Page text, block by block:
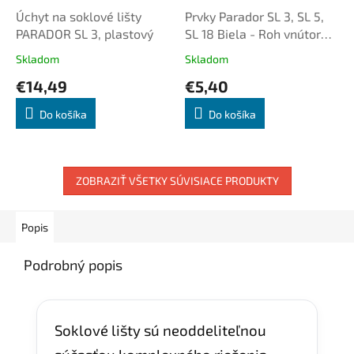
Úchyt na soklové lišty
PARADOR SL 3, plastový
Skladom
€14,49
Do košíka
Prvky Parador SL 3, SL 5,
SL 18 Biela - Roh vnútorný
Skladom
€5,40
Do košíka
ZOBRAZIŤ VŠETKY SÚVISIACE PRODUKTY
Popis
Podrobný popis
Soklové lišty sú neoddeliteľnou